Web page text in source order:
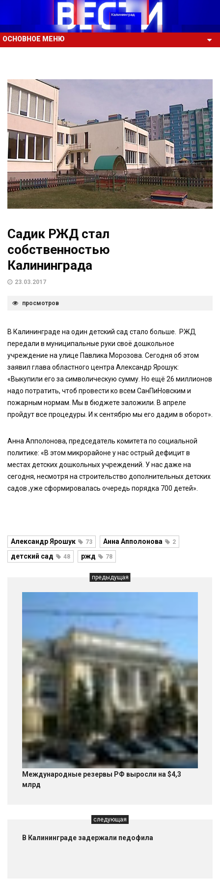
ОСНОВНОЕ МЕНЮ
Садик РЖД стал
собственностью
Калининграда
23.03.2017
просмотров
В Калининграде на один детский сад стало больше. РЖД
передали в муниципальные руки своё дошкольное
учреждение на улице Павлика Морозова. Сегодня об этом
заявил глава областного центра Александр Ярошук:
«Выкупили его за символическую сумму. Но ещё 26 миллионов
надо потратить, чтоб провести ко всем СанПиНовским и
пожарным нормам. Мы в бюджете заложили. В апреле
пройдут все процедуры. И к сентябрю мы его дадим в оборот».
Анна Апполонова, председатель комитета по социальной
политике: «В этом микрорайоне у нас острый дефицит в
местах детских дошкольных учреждений. У нас даже на
сегодня, несмотря на строительство дополнительных детских
садов ,уже сформировалась очередь порядка 700 детей».
Александр Ярошук 73 Анна Апполонова 2
детский сад 48 ржд 78
предыдущая
Международные резервы РФ выросли на $4,3
млрд
следующая
В Калининграде задержали педофила